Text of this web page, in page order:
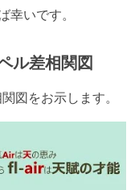
いです。
ル差相関図
図をお示します。